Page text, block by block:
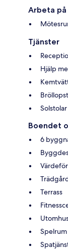
Arbeta på
Tjänster
Hjälp
Solstolar
Boendet
6
Terrass
Spelrum